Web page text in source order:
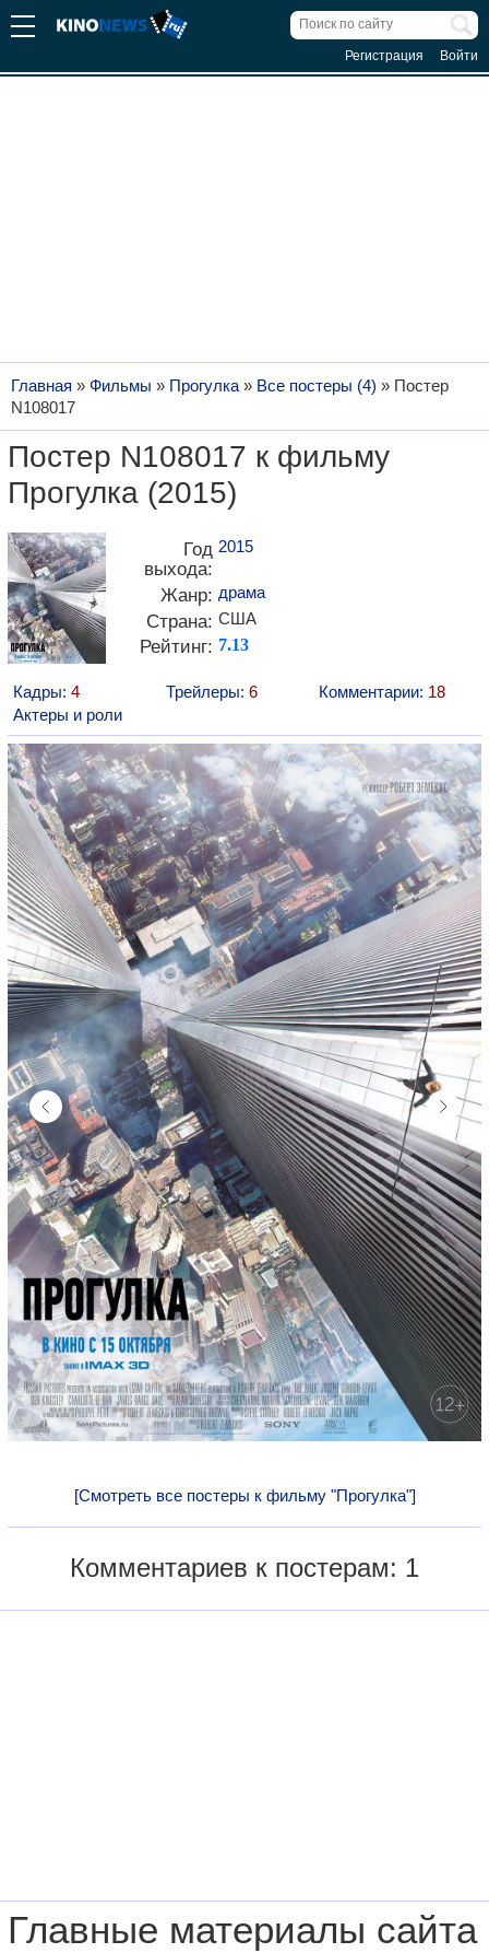
Регистрация Войти
Главная » Фильмы » Прогулка » Все постеры (4) » Постер
N108017
Постер N108017 к фильму
Прогулка (2015)
Год
выхода:
2015
Жанр: драма
Страна: США
Рейтинг: 7.13
Кадры: 4 Трейлеры: 6 Комментарии: 18
Актеры и роли
[Смотреть все постеры к фильму "Прогулка"]
Комментариев к постерам: 1
Главные материалы сайта